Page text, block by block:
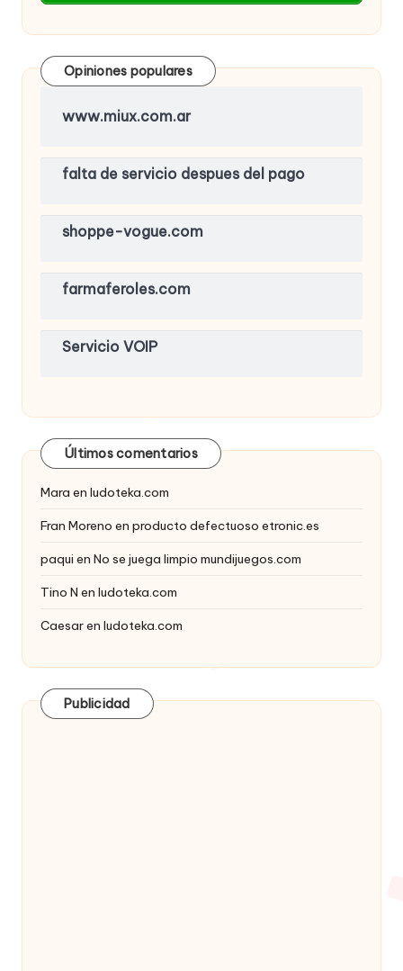
Opiniones populares
www.miux.com.ar
falta de servicio despues del pago
shoppe-vogue.com
farmaferoles.com
Servicio VOIP
Últimos comentarios
Mara en ludoteka.com
Fran Moreno en producto defectuoso etronic.es
paqui en No se juega limpio mundijuegos.com
Tino N en ludoteka.com
Caesaren ludoteka.com
Publicidad